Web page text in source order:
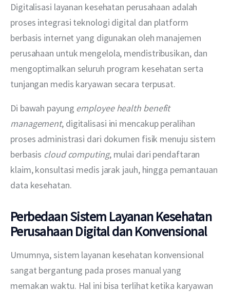
Digitalisasi layanan kesehatan perusahaan adalah
proses integrasi teknologi digital dan platform
berbasis internet yang digunakan oleh manajemen
perusahaan untuk mengelola, mendistribusikan, dan
mengoptimalkan seluruh program kesehatan serta
tunjangan medis karyawan secara terpusat.
Di bawah payung employee health benefit
management, digitalisasi ini mencakup peralihan
proses administrasi dari dokumen fisik menuju sistem
berbasis cloud computing, mulai dari pendaftaran
klaim, konsultasi medis jarak jauh, hingga pemantauan
data kesehatan.
Perbedaan Sistem Layanan Kesehatan
Perusahaan Digital dan Konvensional
Umumnya, sistem layanan kesehatan konvensional
sangat bergantung pada proses manual yang
memakan waktu. Hal ini bisa terlihat ketika karyawan